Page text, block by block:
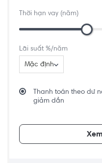
Thời hạn vay (năm)
Lãi suất %/năm
Mặc định
Thanh toán theo dư
giảm dần